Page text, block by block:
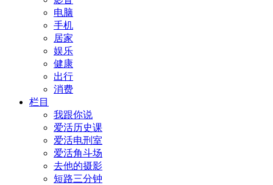
电脑
手机
居家
娱乐
健康
出行
消费
栏目
我跟你说
爱活历史课
爱活电刑室
爱活角斗场
去他的摄影
短路三分钟